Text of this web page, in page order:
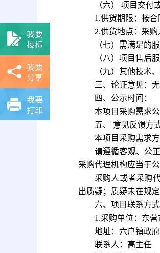
（六）
项目交付
1.供货期限：按合
2.供货地点：采购
（七）需满足的
（八）项目售后
（九）其他技术
三、论证意见：无
四、公示时间：
本项目采购需求
五、
意见反馈方式
本项目采购需求
请遵循客观、公
采购代理机构应当于
采购人或者采购
出质疑；质疑未在规
六、项目联系方式
1.采购单位：东
地址：六户镇政
联系人：高主任
我要
投标
我要
分享
我要
打印